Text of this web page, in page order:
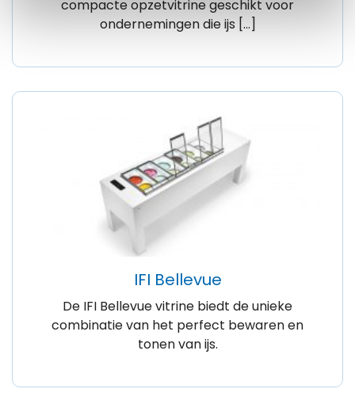
compacte opzetvitrine geschikt voor
ondernemingen die ijs […]
IFI Bellevue
De IFI Bellevue vitrine biedt de unieke
combinatie van het perfect bewaren en
tonen van ijs.